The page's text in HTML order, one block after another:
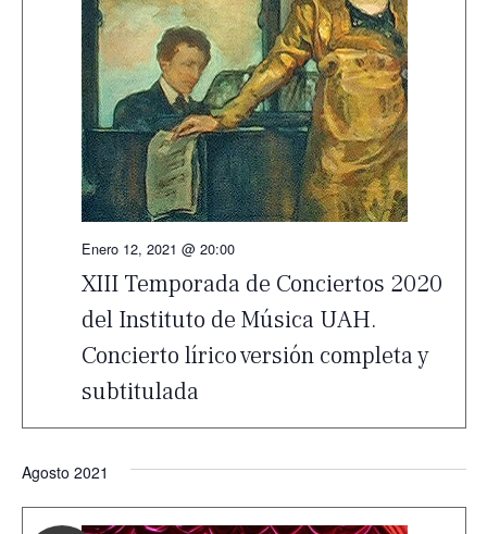
XIII Temporada de Conciertos 2020
del Instituto de Música UAH.
Concierto lírico versión completa y
subtitulada
Enero 12, 2021 @ 20:00
Agosto 2021